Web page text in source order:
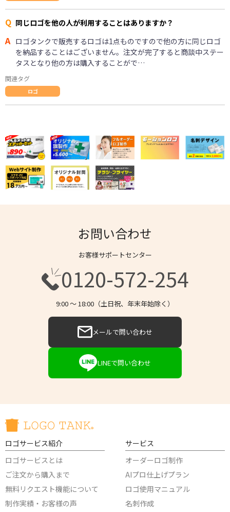
Q 同じロゴを他の人が利用することはありますか？
A ロゴタンクで販売するロゴは1点ものですので他の方に同じロゴ
を納品することはございません。注文が完了すると商談中ステー
タスとなり他の方は購入することがで…
関連タグ
ロゴ
お問い合わせ
お客様サポートセンター
0120-572-254
9:00 〜 18:00（土日祝、年末年始除く）
メールで問い合わせ
LINEで問い合わせ
ロゴサービス紹介
ロゴサービスとは
ご注文から購入まで
無料リクエスト機能について
制作実績・お客様の声
サービス
オーダーロゴ制作
AIプロ仕上げプラン
ロゴ使用マニュアル
名刺作成